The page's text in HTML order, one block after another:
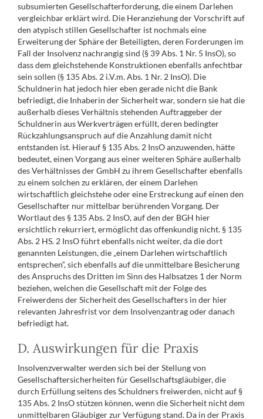
subsumierten Gesellschafterforderung, die einem Darlehen
vergleichbar erklärt wird. Die Heranziehung der Vorschrift auf
den atypisch stillen Gesellschafter ist nochmals eine
Erweiterung der Sphäre der Beteiligten, deren Forderungen im
Fall der Insolvenz nachrangig sind (§ 39 Abs. 1 Nr. 5 InsO), so
dass dem gleichstehende Konstruktionen ebenfalls anfechtbar
sein sollen (§ 135 Abs. 2 i.V.m. Abs. 1 Nr. 2 InsO). Die
Schuldnerin hat jedoch hier eben gerade nicht die Bank
befriedigt, die Inhaberin der Sicherheit war, sondern sie hat die
außerhalb dieses Verhältnis stehenden Auftraggeber der
Schuldnerin aus Werkverträgen erfüllt, deren bedingter
Rückzahlungsanspruch auf die Anzahlung damit nicht
entstanden ist. Hierauf § 135 Abs. 2 InsO anzuwenden, hätte
bedeutet, einen Vorgang aus einer weiteren Sphäre außerhalb
des Verhältnisses der GmbH zu ihrem Gesellschafter ebenfalls
zu einem solchen zu erklären, der einem Darlehen
wirtschaftlich gleichstehe oder eine Erstreckung auf einen den
Gesellschafter nur mittelbar berührenden Vorgang. Der
Wortlaut des § 135 Abs. 2 InsO, auf den der BGH hier
ersichtlich rekurriert, ermöglicht das offenkundig nicht. § 135
Abs. 2 HS. 2 InsO führt ebenfalls nicht weiter, da die dort
genannten Leistungen, die „einem Darlehen wirtschaftlich
entsprechen“, sich ebenfalls auf die unmittelbare Besicherung
des Anspruchs des Dritten im Sinn des Halbsatzes 1 der Norm
beziehen, welchen die Gesellschaft mit der Folge des
Freiwerdens der Sicherheit des Gesellschafters in der hier
relevanten Jahresfrist vor dem Insolvenzantrag oder danach
befriedigt hat.
D. Auswirkungen für die Praxis
Insolvenzverwalter werden sich bei der Stellung von
Gesellschaftersicherheiten für Gesellschaftsgläubiger, die
durch Erfüllung seitens des Schuldners freiwerden, nicht auf §
135 Abs. 2 InsO stützen können, wenn die Sicherheit nicht dem
unmittelbaren Gläubiger zur Verfügung stand. Da in der Praxis